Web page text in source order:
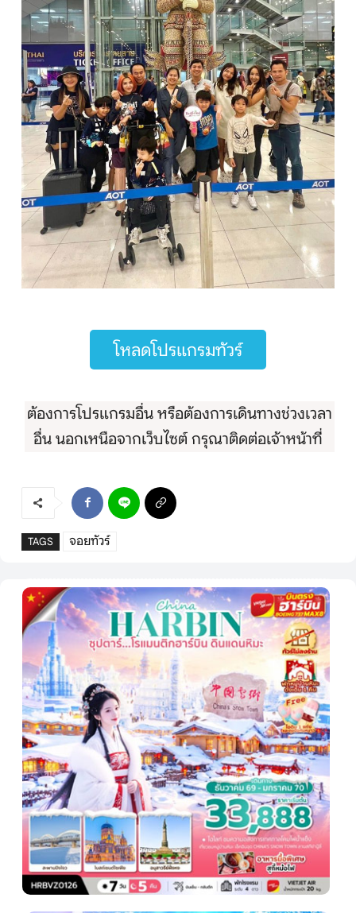
บริการอื่นๆ
ติดต่อเรา
Search
โหลดโปรแกรมทัวร์
ต้องการโปรแกรมอื่น หรือต้องการเดินทางช่วงเวลา
อื่น นอกเหนือจากเว็บไซต์ กรุณาติดต่อเจ้าหน้าที่
TAGS จอยทัวร์